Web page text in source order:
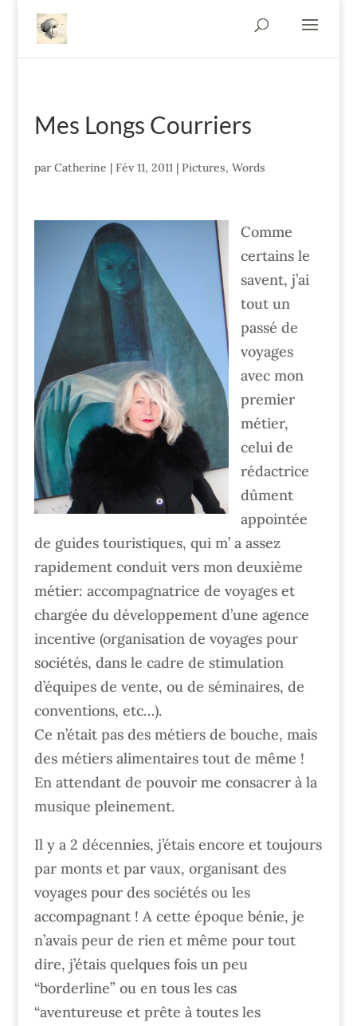
Mes Longs Courriers
par Catherine | Fév 11, 2011| Pictures, Words
Comme
certains le
savent, j’ai
tout un
passé de
voyages
avec mon
premier
métier,
celui de
rédactrice
dûment
appointée
de guides touristiques, qui m’ a assez
rapidement conduit vers mon deuxième
métier: accompagnatrice de voyages et
chargée du développement d’une agence
incentive (organisation de voyages pour
sociétés, dans le cadre de stimulation
d’équipes de vente, ou de séminaires, de
conventions, etc…).
Ce n’était pas des métiers de bouche, mais
des métiers alimentaires tout de même !
En attendant de pouvoir me consacrer à la
musique pleinement.
Il y a 2 décennies, j’étais encore et toujours
par monts et par vaux, organisant des
voyages pour des sociétés ou les
accompagnant ! A cette époque bénie, je
n’avais peur de rien et même pour tout
dire, j’étais quelques fois un peu
“borderline” ou en tous les cas
“aventureuse et prête à toutes les